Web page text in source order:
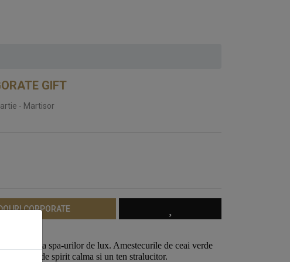
GIFT
- Martisor
CORPORATE
eleganta spa-urilor de lux. Amestecurile de ceai verde
stare de spirit calma si un ten stralucitor.